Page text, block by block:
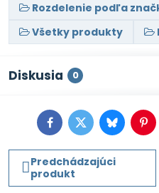
Rozdelenie podľa
Všetky produkty
Diskusia 0
FacebookTwitterBluesky
Predchádzajúci
produkt